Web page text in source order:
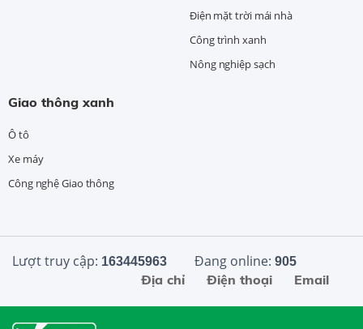
Điện mặt trời mái nhà
Công trình xanh
Nông nghiệp sạch
Giao thông xanh
Ô tô
Xe máy
Công nghệ Giao thông
Lượt truy cập: 163445963 Đang online: 905
Email
Điện thoại
Địa chỉ